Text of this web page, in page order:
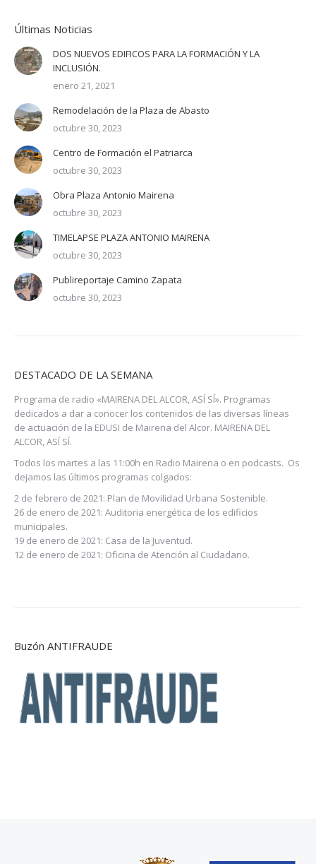
Últimas Noticias
DOS NUEVOS EDIFICOS PARA LA FORMACIÓN Y LA
INCLUSIÓN.
enero 21, 2021
Remodelación de la Plaza de Abasto
octubre 30, 2023
Centro de Formación el Patriarca
octubre 30, 2023
Obra Plaza Antonio Mairena
octubre 30, 2023
TIMELAPSE PLAZA ANTONIO MAIRENA
octubre 30, 2023
Publireportaje Camino Zapata
octubre 30, 2023
DESTACADO DE LA SEMANA
Programa de radio «MAIRENA DEL ALCOR, ASÍ SÍ». Programas
dedicados a dar a conocer los contenidos de las diversas líneas
de actuación de la EDUSI de Mairena del Alcor. MAIRENA DEL
ALCOR, ASÍ SÍ.
Todos los martes a las 11:00h en Radio Mairena o en podcasts. Os
dejamos las últimos programas colgados:
2 de febrero de 2021: Plan de Movilidad Urbana Sostenible.
26 de enero de 2021: Auditoria energética de los edificios
municipales.
19 de enero de 2021: Casa de la Juventud.
12 de enero de 2021: Oficina de Atención al Ciudadano.
Buzón ANTIFRAUDE